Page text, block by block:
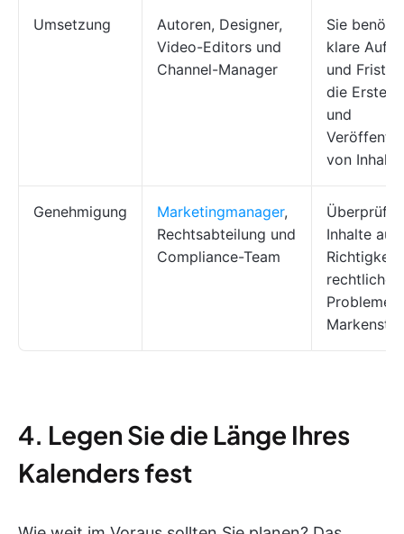
Umsetzung
Autoren, Designer,
Video-Editors und
Channel-Manager
Sie
klare
und
die
und
von
Genehmigung Marketingmanager,
Rechtsabteilung und
Compliance-Team
Inhalte auf
Richtigkeit,
rechtliche
Probleme
4. Legen Sie die Länge Ihres
Kalenders fest